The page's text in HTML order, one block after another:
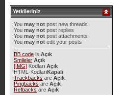
Yetkileriniz
You may notpost new threads
You may notpost replies
You may notpost attachments
You may notedit your posts
BB codeis Açık
Smileler Açık
[IMG]Kodları Açık
HTML-KodlarıKapalı
Trackbacks are Açık
Pingbacks are Açık
Refbacks are Açık